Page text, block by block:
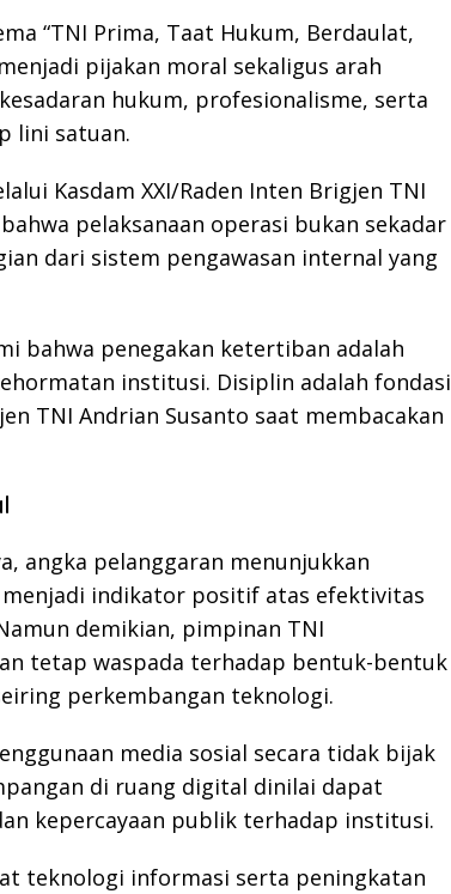
“TNI Prima, Taat Hukum, Berdaulat,
pijakan moral sekaligus arah
hukum, profesionalisme, serta
lini satuan.
Kasdam XXI/Raden Inten Brigjen TNI
pelaksanaan operasi bukan sekadar
dari sistem pengawasan internal yang
bahwa penegakan ketertiban adalah
institusi. Disiplin adalah fondasi
TNI Andrian Susanto saat membacakan
angka pelanggaran menunjukkan
indikator positif atas efektivitas
demikian, pimpinan TNI
tetap waspada terhadap bentuk-bentuk
perkembangan teknologi.
media sosial secara tidak bijak
di ruang digital dinilai dapat
kepercayaan publik terhadap institusi.
teknologi informasi serta peningkatan